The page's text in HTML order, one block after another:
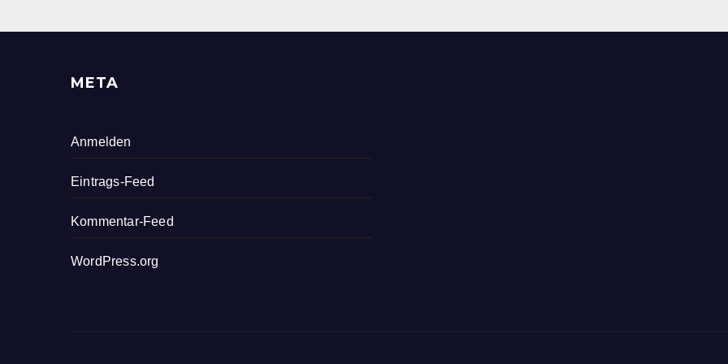
META
Anmelden
Eintrags-Feed
Kommentar-Feed
WordPress.org